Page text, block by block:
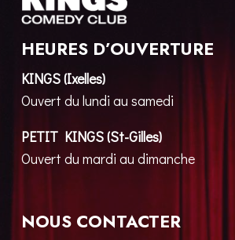
HEURES D’OUVERTURE
KINGS (Ixelles)
Ouvert du lundi au samedi
PETIT KINGS (St-Gilles)
Ouvert du mardi au dimanche
NOUS CONTACTER